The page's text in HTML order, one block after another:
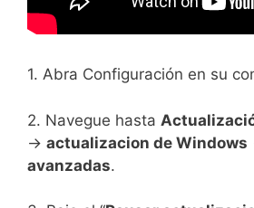
1. Abra Configuración en su
2. Navegue hasta
→ actualizacion de Windows
avanzadas.